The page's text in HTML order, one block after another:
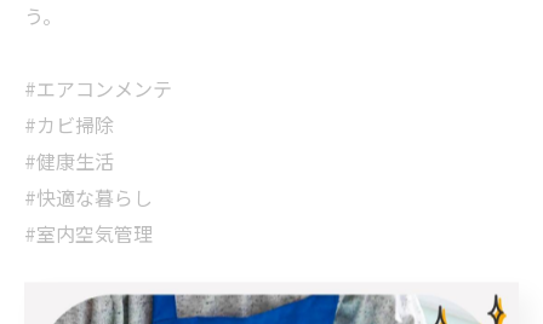
う。
#エアコンメンテ
#カビ掃除
#健康生活
#快適な暮らし
#室内空気管理